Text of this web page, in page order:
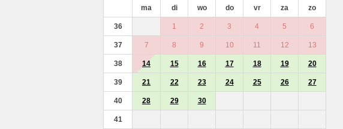
ma di wo do vr za zo
36 1 2 3 4 5 6
37 7 8 9 10 11 12 13
38 14 15 16 17 18 19 20
39 21 22 23 24 25 26 27
40 28 29 30
41